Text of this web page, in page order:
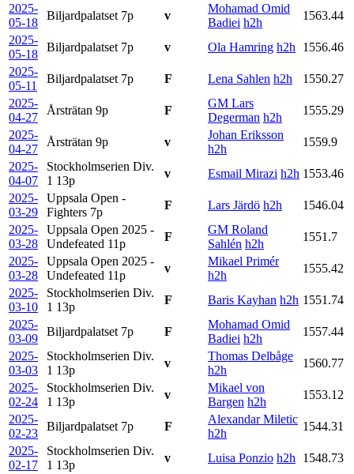
2025-
05-18
Biljardpalatset 7p v
Mohamad Omid
Badiei h2h
1563.44
2025-
05-18
Biljardpalatset 7p v Ola Hamring h2h
1556.46
2025-
05-11
Biljardpalatset 7p F Lena Sahlen h2h
1550.27
2025-
04-27
Årsträtan 9p F
GM Lars
Degerman h2h
1555.29
2025-
04-27
Årsträtan 9p v
Johan Eriksson
h2h
1559.9
2025-
04-07
Stockholmserien Div.
1 13p
v Esmail Mirazi h2h 1553.46
2025-
03-29
Uppsala Open -
Fighters 7p
F Lars Järdö h2h
1546.04
2025-
03-28
Uppsala Open 2025 -
Undefeated 11p
F
GM Roland
Sahlén h2h
1551.7
2025-
03-28
Uppsala Open 2025 -
Undefeated 11p
v
Mikael Primér
h2h
1555.42
2025-
03-10
Stockholmserien Div.
1 13p
F Baris Kayhan h2h 1551.74
2025-
03-09
Biljardpalatset 7p F
Mohamad Omid
Badiei h2h
1557.44
2025-
03-03
Stockholmserien Div.
1 13p
v
Thomas Delbåge
h2h
1560.77
2025-
02-24
Stockholmserien Div.
1 13p
v
Mikael von
Bargen h2h
1553.12
2025-
02-23
Biljardpalatset 7p F
Alexandar Miletic
h2h
1544.31
2025-
02-17
Stockholmserien Div.
1 13p
v Luisa Ponzio h2h
1548.73